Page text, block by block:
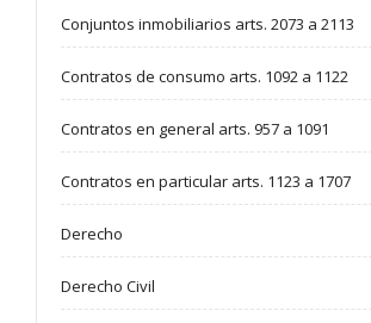
Conjuntos inmobiliarios arts. 2073 a 2113
Contratos de consumo arts. 1092 a 1122
Contratos en general arts. 957 a 1091
Contratos en particular arts. 1123 a 1707
Derecho
Derecho Civil